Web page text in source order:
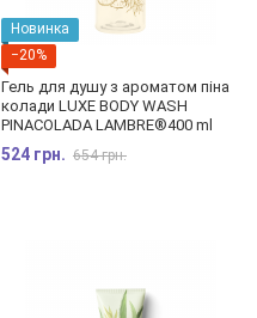
Новинка
−20%
Гель для душу з ароматом піна
колади LUXE BODY WASH
PINAСOLADA LAMBRE®400 ml
524 грн. 654 грн.